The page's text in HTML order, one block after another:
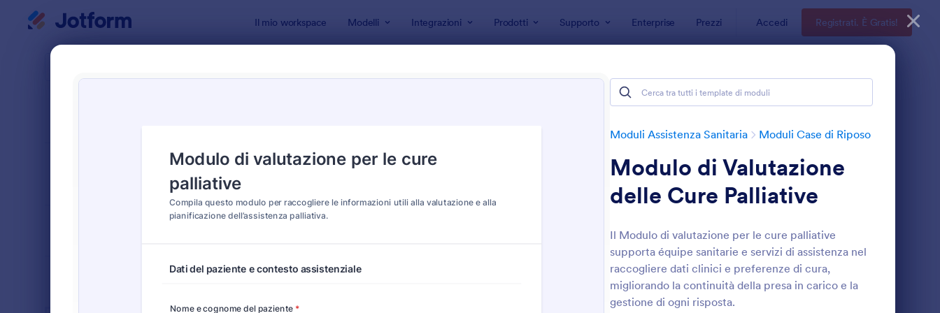
Il mio workspace Modelli Integrazioni Prodotti Supporto Enterprise Prezzi Accedi Registrati. È Gratis!
Moduli Assistenza Sanitaria Moduli Case di Riposo
Modulo di Valutazione
delle Cure Palliative
Il Modulo di valutazione per le cure palliative
supporta équipe sanitarie e servizi di assistenza nel
raccogliere dati clinici e preferenze di cura,
migliorando la continuità della presa in carico e la
gestione di ogni risposta.
: Modulo Di Dimissione Hospice Anteprima: Dichiarazione Di
Classico